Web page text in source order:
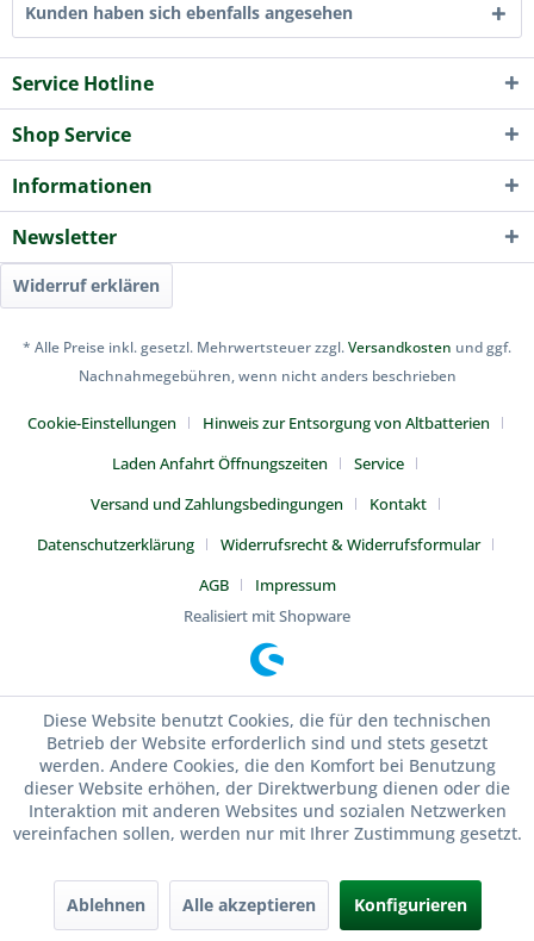
Kunden haben sich ebenfalls angesehen
Service Hotline
Shop Service
Informationen
Newsletter
Widerruf erklären
* Alle Preise inkl. gesetzl. Mehrwertsteuer zzgl.Versandkosten und ggf.
Nachnahmegebühren, wenn nicht anders beschrieben
Cookie-Einstellungen
Hinweis zur Entsorgung von Altbatterien
Laden Anfahrt Öffnungszeiten
Service
Versand und Zahlungsbedingungen
Kontakt
Datenschutzerklärung
Widerrufsrecht & Widerrufsformular
AGB
Impressum
Realisiert mit Shopware
Diese Website benutzt Cookies, die für den technischen
Betrieb der Website erforderlich sind und stets gesetzt
werden. Andere Cookies, die den Komfort bei Benutzung
dieser Website erhöhen, der Direktwerbung dienen oder die
Interaktion mit anderen Websites und sozialen Netzwerken
vereinfachen sollen, werden nur mit Ihrer Zustimmung gesetzt.
Ablehnen Alle akzeptieren Konfigurieren